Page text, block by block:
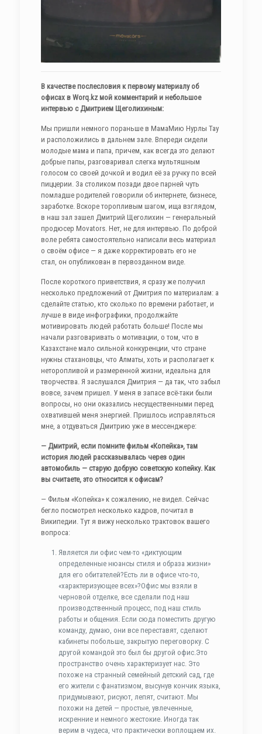
В качестве послесловия к первому материалу об
офисах в Worq.kz мой комментарий и небольшое
интервью с Дмитрием Щеголихиным:
Мы пришли немного пораньше в МамаМию Нурлы Тау
и расположились в дальнем зале. Впереди сидели
молодые мама и папа, причем, как всегда это делают
добрые папы, разговаривал слегка мультяшным
голосом со своей дочкой и водил её за ручку по всей
пиццерии. За столиком позади двое парней чуть
помладше родителей говорили об интернете, бизнесе,
заработке. Вскоре торопливым шагом, ища взглядом,
в наш зал зашел Дмитрий Щеголихин — генеральный
продюсер Movators. Нет, не для интервью. По доброй
воле ребята самостоятельно написали весь материал
о своём офисе — я даже корректировать его не
стал, он опубликован в первозданном виде.
После короткого приветствия, я сразу же получил
несколько предложений от Дмитрия по материалам: а
сделайте статью, кто сколько по времени работает, и
лучше в виде инфографики, продолжайте
мотивировать людей работать больше! После мы
начали разговаривать о мотивации, о том, что в
Казахстане мало сильной конкуренции, что стране
нужны стахановцы, что Алматы, хоть и располагает к
неторопливой и размеренной жизни, идеальна для
творчества. Я заслушался Дмитрия — да так, что забыл
вовсе, зачем пришел. У меня в запасе всё-таки были
вопросы, но они оказались несущественными перед
охватившей меня энергией. Пришлось исправляться
мне, а отдуваться Дмитрию уже в мессенджере:
— Дмитрий, если помните фильм «Копейка», там
история людей рассказывалась через один
автомобиль — старую добрую советскую копейку. Как
вы считаете, это относится к офисам?
— Фильм «Копейка» к сожалению, не видел. Сейчас
бегло посмотрел несколько кадров, почитал в
Википедии. Тут я вижу несколько трактовок вашего
вопроса:
Является ли офис чем-то «диктующим
определенные нюансы стиля и образа жизни»
для его обитателей?Есть ли в офисе что-то,
«характеризующее всех»?Офис мы взяли в
черновой отделке, все сделали под наш
производственный процесс, под наш стиль
работы и общения. Если сюда поместить другую
команду, думаю, они все переставят, сделают
кабинеты побольше, закрытую переговорку. С
другой командой это был бы другой офис.Это
пространство очень характеризует нас. Это
похоже на странный семейный детский сад, где
его жители с фанатизмом, высунув кончик языка,
придумывают, рисуют, лепят, считают. Мы
похожи на детей — простые, увлеченные,
искренние и немного жестокие. Иногда так
верим в чудеса, что практически воплощаем их.